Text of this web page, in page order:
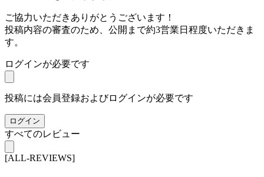
ご協力いただきありがとうございます！
投稿内容の審査のため、公開まで約3営業日程度いただきま
す。
ログインが必要です
投稿には会員登録およびログインが必要です
ログイン
すべてのレビュー
[ALL-REVIEWS]